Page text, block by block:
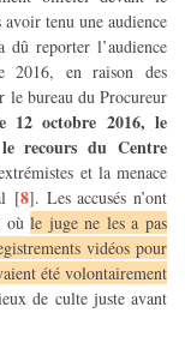
tenu une audience
reporter l’audience
2016, en raison des
le bureau du Procureur
12 octobre 2016, le
recours du Centre
et la menace
[8]. Les accusés n’ont
oùle juge ne les a pas
vidéos pour
été volontairement
de culte juste avant